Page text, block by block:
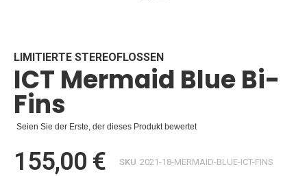
Bildgalerie
springen
LIMITIERTE STEREOFLOSSEN
ICT Mermaid Blue Bi-
Fins
Seien Sie der Erste, der dieses Produkt bewertet
155,00 € SKU 2021-18-MERMAID-BLUE-ICT-FINS